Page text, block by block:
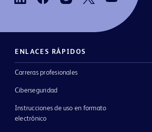
ENLACES RÁPIDOS
Carreras profesionales
Ciberseguridad
Instrucciones de uso en formato
electrónico